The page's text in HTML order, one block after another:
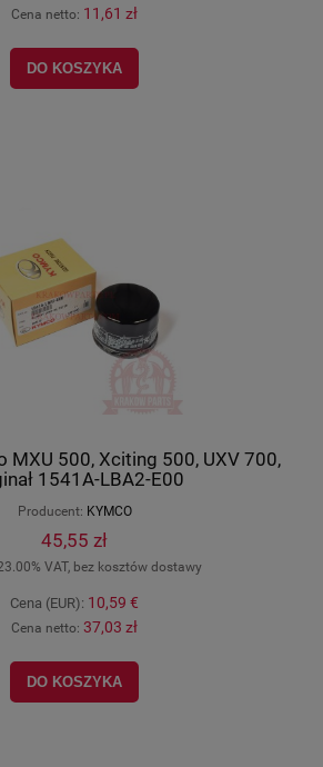
Cena netto: 11,61 zł
DO KOSZYKA
MXU 500, Xciting 500, UXV 700,
1541A-LBA2-E00
Producent: KYMCO
45,55 zł
VAT, bez kosztów dostawy
Cena (EUR): 10,59 €
Cena netto: 37,03 zł
DO KOSZYKA